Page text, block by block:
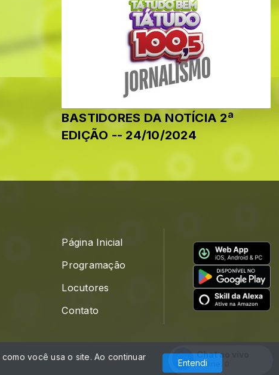
BASTIDORES DA NOTÍCIA 2ª
EDIÇÃO -- 24/10/2024
Página Inicial
Programação
Locutores
Contato
Com a tecnologia
você usa o site. Ao continuar
Entendi
Chat ao vivo
Online: